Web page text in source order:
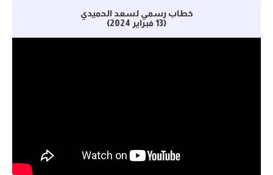
خطاب رسمي لسعد الحميدي
(13 فبراير 2024)